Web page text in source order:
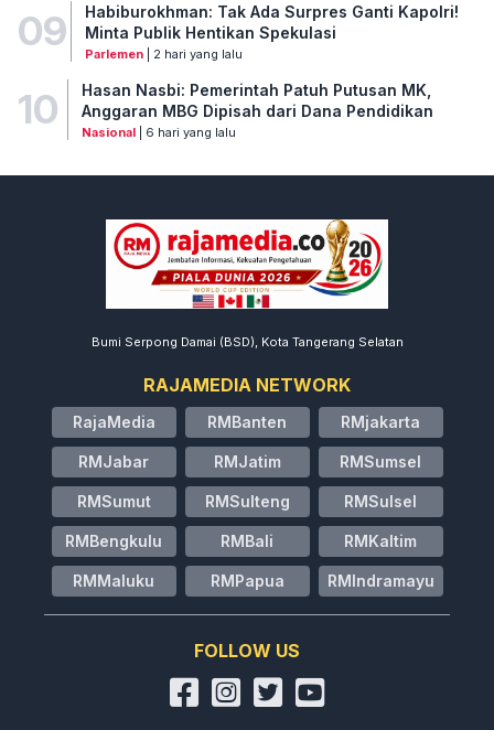
09
Habiburokhman: Tak Ada Surpres Ganti Kapolri!
Minta Publik Hentikan Spekulasi
Parlemen| 2 hari yang lalu
10
Hasan Nasbi: Pemerintah Patuh Putusan MK,
Anggaran MBG Dipisah dari Dana Pendidikan
Nasional| 6 hari yang lalu
Bumi Serpong Damai (BSD), Kota Tangerang Selatan
RAJAMEDIA NETWORK
RajaMedia RMBanten RMjakarta
RMJabar RMJatim RMSumsel
RMSumut RMSulteng RMSulsel
RMBengkulu RMBali RMKaltim
RMMaluku RMPapua RMIndramayu
FOLLOW US